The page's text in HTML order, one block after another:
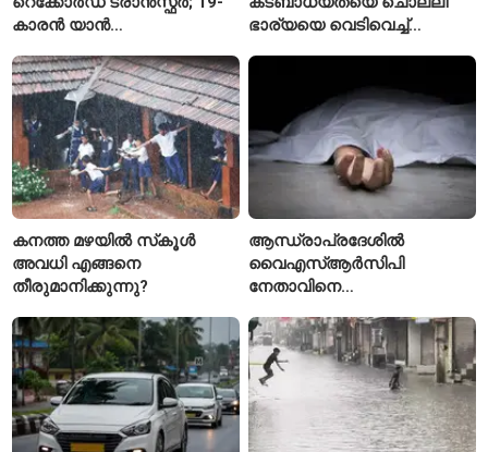
കാരൻ യാൻ
സ്വന്തമാക്കി സ്പാനിഷ്
വമ്പന്മാർ
ഭാര്യയെ വെടിവെച്ച്
കൊലപാതകം
കനത്ത മഴയിൽ സ്‌കൂൾ
അവധി എങ്ങനെ
തീരുമാനിക്കുന്നു?
ആന്ധ്രാപ്രദേശിൽ
വൈഎസ്ആർസിപി
നേതാവിനെ
അന്വേഷണം ആരംഭിച്ച്
പൊലീസ്